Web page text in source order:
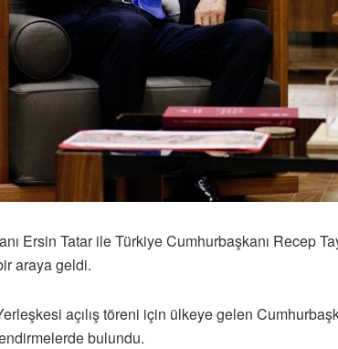
Ersin Tatar ile Türkiye Cumhurbaşkanı Recep
araya geldi.
açılış töreni için ülkeye gelen
bulundu.